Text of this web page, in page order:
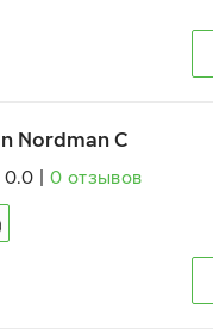
Nordman C
0.0 0 отзывов